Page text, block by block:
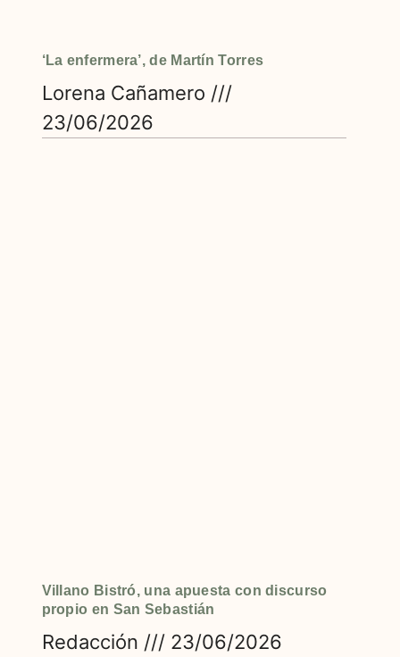
‘La enfermera’, de Martín Torres
Lorena Cañamero
23/06/2026
Villano Bistró, una apuesta con discurso
propio en San Sebastián
Redacción 23/06/2026